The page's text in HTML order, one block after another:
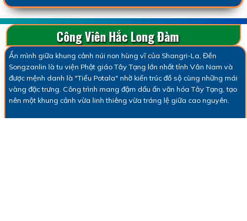
Công Viên Hắc Long Đàm
Ẩn mình giữa khung cảnh núi non hùng vĩ của Shangri-La, Đền
Songzanlin là tu viện Phật giáo Tây Tạng lớn nhất tỉnh Vân Nam và
được mệnh danh là "Tiểu Potala" nhờ kiến trúc đồ sộ cùng những mái
vàng đặc trưng. Công trình mang đậm dấu ấn văn hóa Tây Tạng, tạo
nên một khung cảnh vừa linh thiêng vừa tráng lệ giữa cao nguyên.